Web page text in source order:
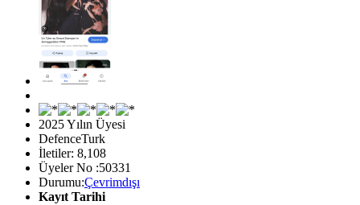
2025 Yılın Üyesi
DefenceTurk
İletiler: 8,108
Üyeler No :50331
Durumu:Çevrimdışı
Kayıt Tarihi